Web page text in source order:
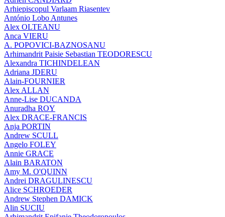
Arhiepiscopul Varlaam Riasentev
António Lobo Antunes
Alex OLTEANU
Anca VIERU
A. POPOVICI-BAZNOSANU
Arhimandrit Paisie Sebastian TEODORESCU
Alexandra TICHINDELEAN
Adriana JDERU
Alain-FOURNIER
Alex ALLAN
Anne-Lise DUCANDA
Anuradha ROY
Alex DRACE-FRANCIS
Anja PORTIN
Andrew SCULL
Angelo FOLEY
Annie GRACE
Alain BARATON
Amy M. O'QUINN
Andrei DRAGULINESCU
Alice SCHROEDER
Andrew Stephen DAMICK
Alin SUCIU